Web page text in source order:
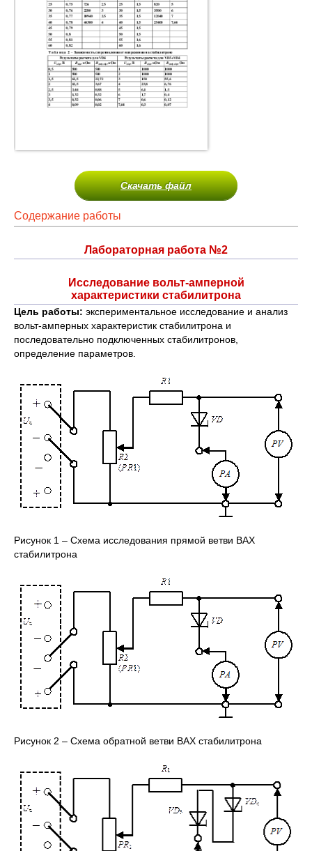
Скачать файл
Содержание работы
Лабораторная работа №2
Исследование вольт-амперной
характеристики стабилитрона
Цель работы: экспериментальное исследование и анализ
вольт-амперных характеристик стабилитрона и
последовательно подключенных стабилитронов,
определение параметров.
Рисунок 1 – Схема исследования прямой ветви ВАХ
стабилитрона
Рисунок 2 – Схема обратной ветви ВАХ стабилитрона